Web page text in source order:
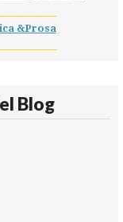
&Prosa
Blog